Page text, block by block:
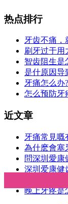
热点排行
牙齿不痛，
刷牙过于用
智齿阻生是
是什原因导
牙痛怎么办?
怎么预防牙
近文章
牙痛常見嘅
為什麽會塞
問深圳愛康
深圳爱康健
问爱康健
晚上牙疼是